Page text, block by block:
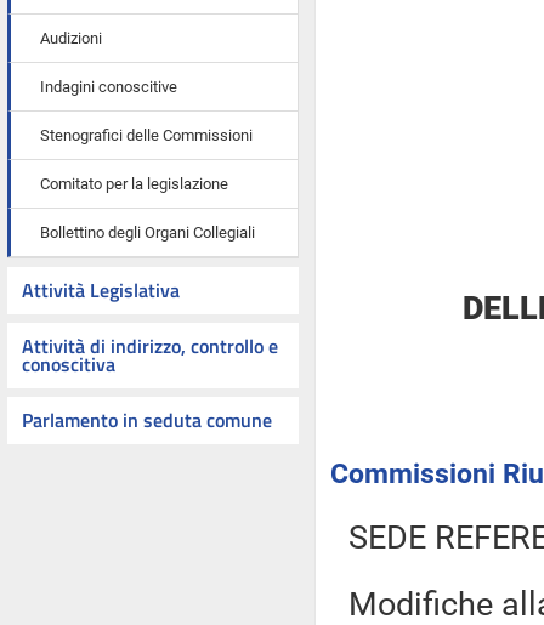
Audizioni
Indagini conoscitive
Stenografici delle Commissioni
Comitato per la legislazione
Bollettino degli Organi Collegiali
Attività Legislativa
Attività di indirizzo, controllo e
conoscitiva
Parlamento in seduta comune
Commissioni
SEDE
Modifiche